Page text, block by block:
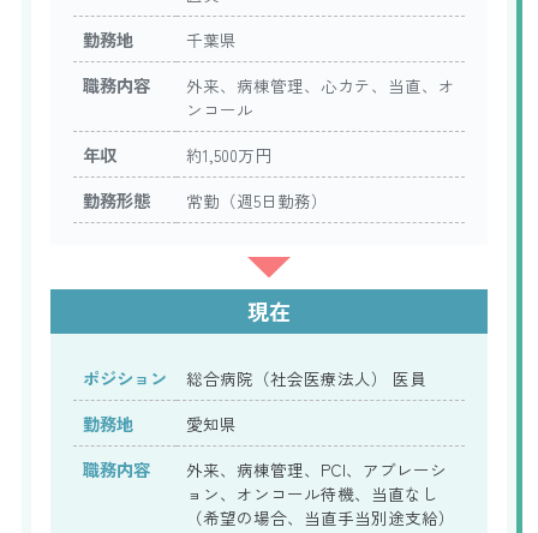
勤務地 千葉県
職務内容
外来、病棟管理、心カテ、当直、オ
ンコール
年収 約1,500万円
勤務形態 常勤（週5日勤務）
現在
ポジション 総合病院（社会医療法人） 医員
勤務地 愛知県
職務内容
外来、病棟管理、PCI、アブレーシ
ョン、オンコール待機、当直なし
（希望の場合、当直手当別途支給）